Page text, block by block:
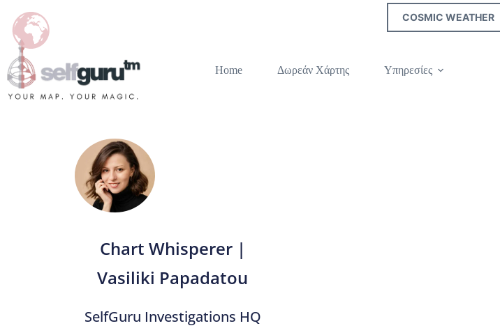
COSMIC WEATHER
Home Δωρεάν Χάρτης Υπηρεσίες
Chart Whisperer |
Vasiliki Papadatou
SelfGuru Investigations HQ